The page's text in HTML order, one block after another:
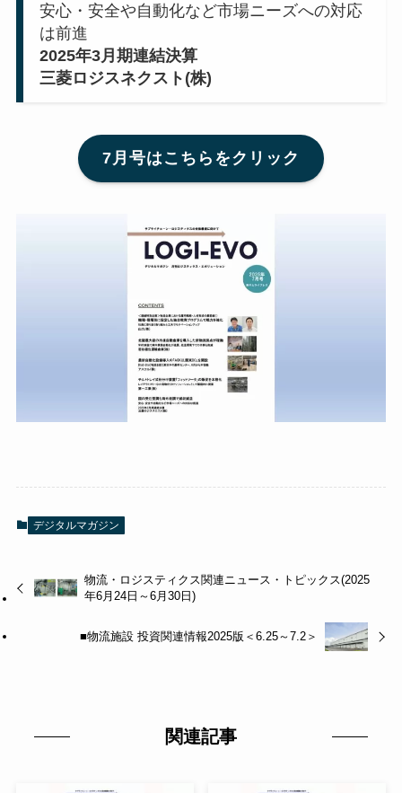
安心・安全や自動化など市場ニーズへの対応
は前進
2025年3月期連結決算
三菱ロジスネクスト(株)
7月号はこちらをクリック
デジタルマガジン
物流・ロジスティクス関連ニュース・トピックス(2025
年6月24日～6月30日)
■物流施設 投資関連情報2025版＜6.25～7.2＞
関連記事